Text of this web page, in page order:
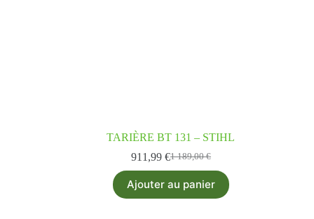
TARIÈRE BT 131 – STIHL
1 189,00€
911,99 €
Ajouter au panier